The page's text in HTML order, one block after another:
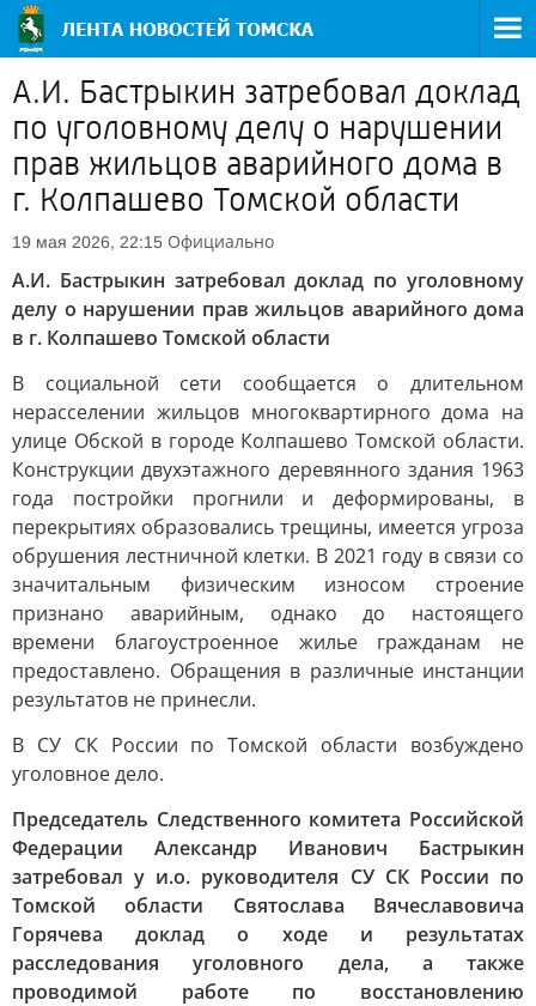
А.И. Бастрыкин затребовал доклад
по уголовному делу о нарушении
прав жильцов аварийного дома в
г. Колпашево Томской области
19 мая 2026, 22:15 Официально
А.И. Бастрыкин затребовал доклад по уголовному
делу о нарушении прав жильцов аварийного дома
в г. Колпашево Томской области
В социальной сети сообщается о длительном
нерасселении жильцов многоквартирного дома на
улице Обской в городе Колпашево Томской области.
Конструкции двухэтажного деревянного здания 1963
года постройки прогнили и деформированы, в
перекрытиях образовались трещины, имеется угроза
обрушения лестничной клетки. В 2021 году в связи со
значитальным физическим износом строение
признано аварийным, однако до настоящего
времени благоустроенное жилье гражданам не
предоставлено. Обращения в различные инстанции
результатов не принесли.
В СУ СК России по Томской области возбуждено
уголовное дело.
Председатель Следственного комитета Российской
Федерации Александр Иванович Бастрыкин
затребовал у и.о. руководителя СУ СК России по
Томской области Святослава Вячеславовича
Горячева доклад о ходе и результатах
расследования уголовного дела, а также
проводимой работе по восстановлению